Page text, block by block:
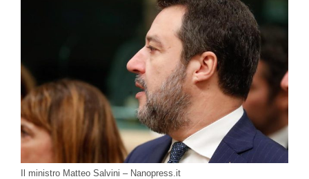
Il ministro Matteo Salvini – Nanopress.it